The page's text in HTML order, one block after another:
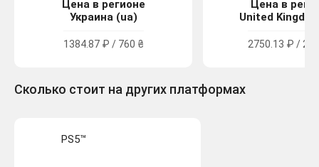
Цена в регионе
Украина (ua)
1384.87 ₽ / 760 ₴
Цена в
United
2750.13 ₽ /
Сколько стоит на других платформах
PS5™